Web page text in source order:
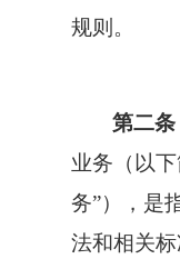
规则。
第二条
业务（以
务”），是
法和相关